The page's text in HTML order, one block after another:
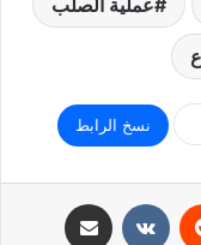
نسخ الرابط